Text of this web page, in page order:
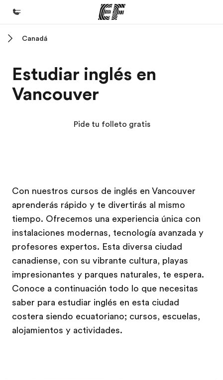
Programas
Ver todo lo que hacemos
Trabajos
Únete al equipo
Canadá
Estudiar inglés en
Vancouver
Pide tu folleto gratis
Con nuestros cursos de inglés en Vancouver
aprenderás rápido y te divertirás al mismo
tiempo. Ofrecemos una experiencia única con
instalaciones modernas, tecnología avanzada y
profesores expertos. Esta diversa ciudad
canadiense, con su vibrante cultura, playas
impresionantes y parques naturales, te espera.
Conoce a continuación todo lo que necesitas
saber para estudiar inglés en esta ciudad
costera siendo ecuatoriano; cursos, escuelas,
alojamientos y actividades.